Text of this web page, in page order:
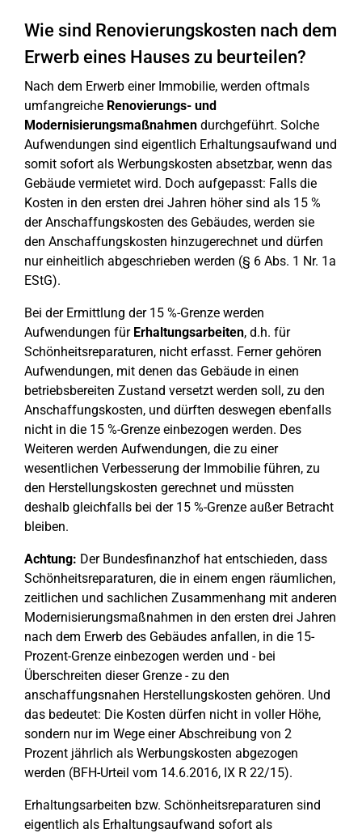
Wie sind Renovierungskosten nach dem
Erwerb eines Hauses zu beurteilen?
Nach dem Erwerb einer Immobilie, werden oftmals
umfangreiche Renovierungs- und
Modernisierungsmaßnahmen durchgeführt. Solche
Aufwendungen sind eigentlich Erhaltungsaufwand und
somit sofort als Werbungskosten absetzbar, wenn das
Gebäude vermietet wird. Doch aufgepasst: Falls die
Kosten in den ersten drei Jahren höher sind als 15 %
der Anschaffungskosten des Gebäudes, werden sie
den Anschaffungskosten hinzugerechnet und dürfen
nur einheitlich abgeschrieben werden (§ 6 Abs. 1 Nr. 1a
EStG).
Bei der Ermittlung der 15 %-Grenze werden
Aufwendungen für Erhaltungsarbeiten, d.h. für
Schönheitsreparaturen, nicht erfasst. Ferner gehören
Aufwendungen, mit denen das Gebäude in einen
betriebsbereiten Zustand versetzt werden soll, zu den
Anschaffungskosten, und dürften deswegen ebenfalls
nicht in die 15 %-Grenze einbezogen werden. Des
Weiteren werden Aufwendungen, die zu einer
wesentlichen Verbesserung der Immobilie führen, zu
den Herstellungskosten gerechnet und müssten
deshalb gleichfalls bei der 15 %-Grenze außer Betracht
bleiben.
Achtung: Der Bundesfinanzhof hat entschieden, dass
Schönheitsreparaturen, die in einem engen räumlichen,
zeitlichen und sachlichen Zusammenhang mit anderen
Modernisierungsmaßnahmen in den ersten drei Jahren
nach dem Erwerb des Gebäudes anfallen, in die 15-
Prozent-Grenze einbezogen werden und - bei
Überschreiten dieser Grenze - zu den
anschaffungsnahen Herstellungskosten gehören. Und
das bedeutet: Die Kosten dürfen nicht in voller Höhe,
sondern nur im Wege einer Abschreibung von 2
Prozent jährlich als Werbungskosten abgezogen
werden (BFH-Urteil vom 14.6.2016, IX R 22/15).
Erhaltungsarbeiten bzw. Schönheitsreparaturen sind
eigentlich als Erhaltungsaufwand sofort als